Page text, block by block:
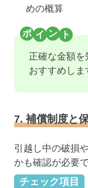
めの概算
正確な金額
おすすめしま
7. 補償制度と
引越し中の破損
かも確認が必要で
チェック項目